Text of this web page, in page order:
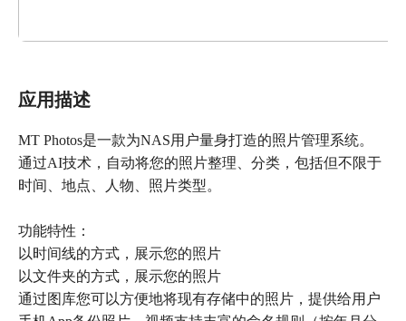
应用描述
MT Photos是一款为NAS用户量身打造的照片管理系统。
通过AI技术，自动将您的照片整理、分类，包括但不限于
时间、地点、人物、照片类型。
功能特性：
以时间线的方式，展示您的照片
以文件夹的方式，展示您的照片
通过图库您可以方便地将现有存储中的照片，提供给用户